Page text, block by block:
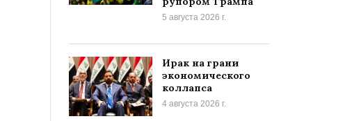
5 августа 2026 г.
Ирак на грани
экономического
коллапса
4 августа 2026 г.